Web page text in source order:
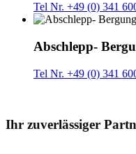
Tel Nr. +49 (0) 341
Abschlepp-
Tel Nr. +49 (0) 341
Ihr zuverlässiger